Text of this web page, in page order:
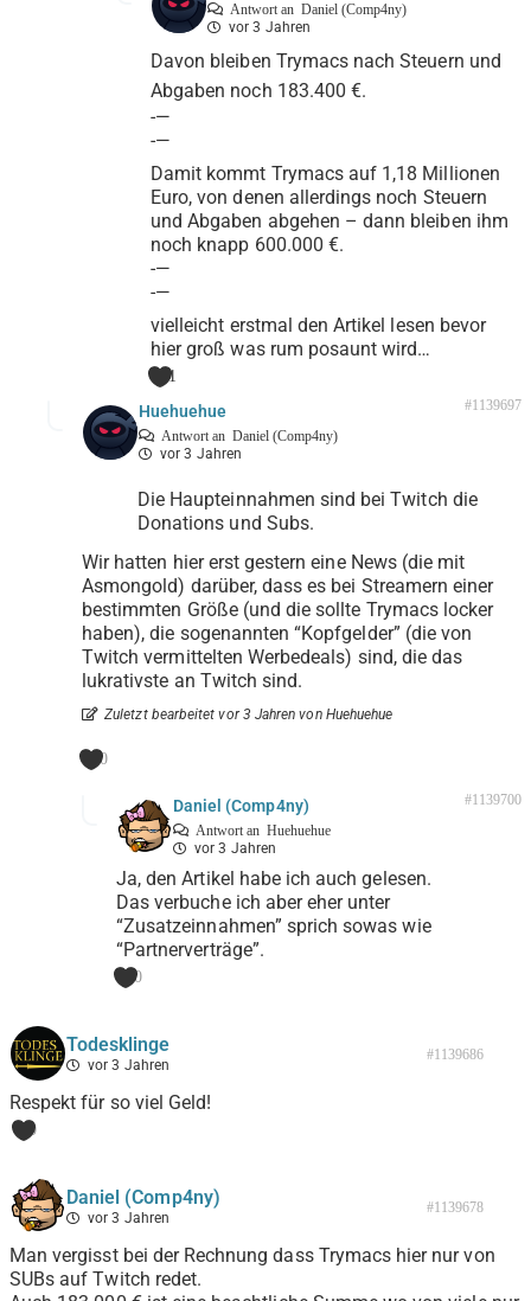
Antwort an Daniel (Comp4ny)
vor 3 Jahren
Davon bleiben Trymacs nach Steuern und
Abgaben noch 183.400 €.
-—
-—
Damit kommt Trymacs auf 1,18 Millionen
Euro, von denen allerdings noch Steuern
und Abgaben abgehen – dann bleiben ihm
noch knapp 600.000 €.
-—
-—
vielleicht erstmal den Artikel lesen bevor
hier groß was rum posaunt wird…
1
Huehuehue
Antwort an Daniel (Comp4ny)
vor 3 Jahren
#1139697
Die Haupteinnahmen sind bei Twitch die
Donations und Subs.
Wir hatten hier erst gestern eine News (die mit
Asmongold) darüber, dass es bei Streamern einer
bestimmten Größe (und die sollte Trymacs locker
haben), die sogenannten “Kopfgelder” (die von
Twitch vermittelten Werbedeals) sind, die das
lukrativste an Twitch sind.
Zuletzt bearbeitet vor 3 Jahren von Huehuehue
0
Daniel (Comp4ny)
Antwort an Huehuehue
vor 3 Jahren
#1139700
Ja, den Artikel habe ich auch gelesen.
Das verbuche ich aber eher unter
“Zusatzeinnahmen” sprich sowas wie
“Partnerverträge”.
0
Todesklinge
vor 3 Jahren
#1139686
Respekt für so viel Geld!
0
Daniel (Comp4ny)
vor 3 Jahren
#1139678
Man vergisst bei der Rechnung dass Trymacs hier nur von
SUBs auf Twitch redet.